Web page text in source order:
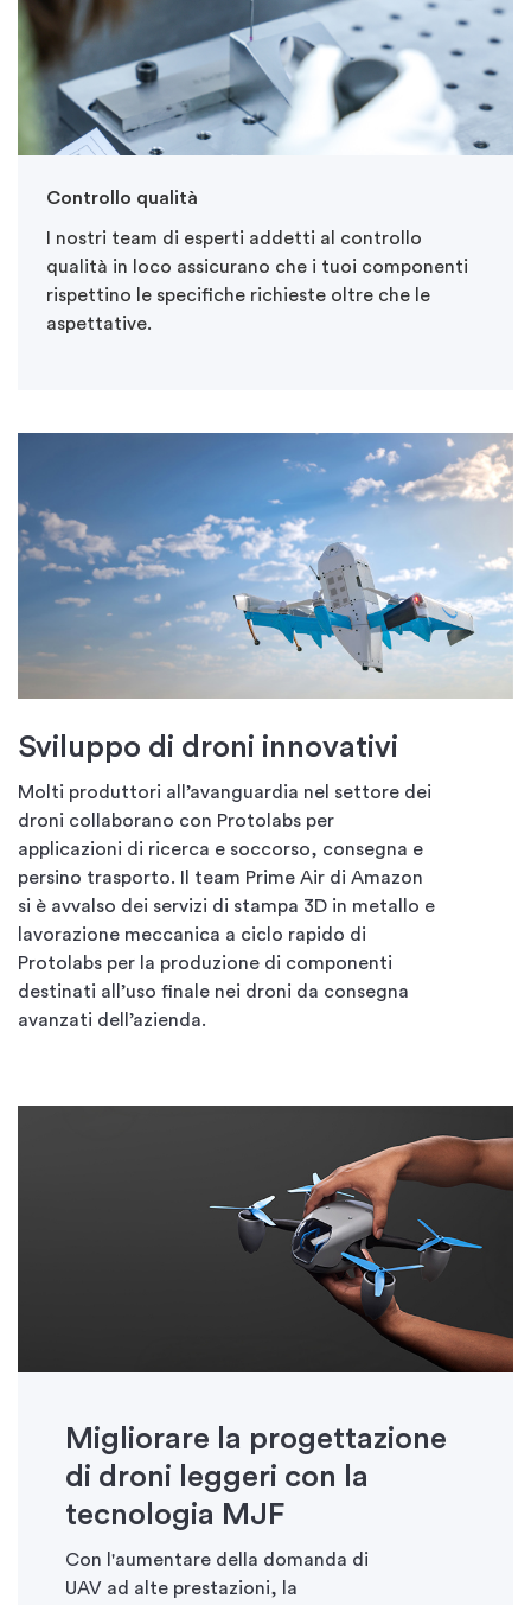
Controllo qualità
I nostri team di esperti addetti al controllo
qualità in loco assicurano che i tuoi componenti
rispettino le specifiche richieste oltre che le
aspettative.
Sviluppo di droni innovativi
Molti produttori all’avanguardia nel settore dei
droni collaborano con Protolabs per
applicazioni di ricerca e soccorso, consegna e
persino trasporto. Il team Prime Air di Amazon
si è avvalso dei servizi di stampa 3D in metallo e
lavorazione meccanica a ciclo rapido di
Protolabs per la produzione di componenti
destinati all’uso finale nei droni da consegna
avanzati dell’azienda.
Migliorare la progettazione
di droni leggeri con la
tecnologia MJF
Con l'aumentare della domanda di
UAV ad alte prestazioni, la